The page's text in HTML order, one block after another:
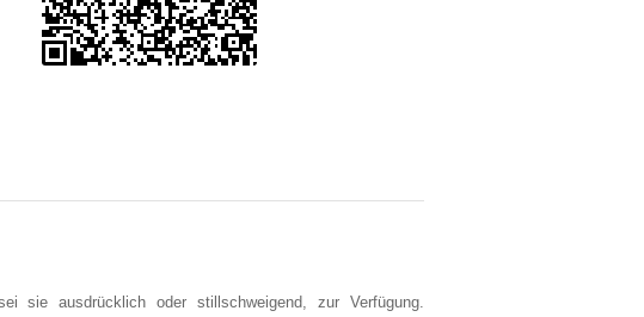
sie ausdrücklich oder stillschweigend, zur Verfügung.